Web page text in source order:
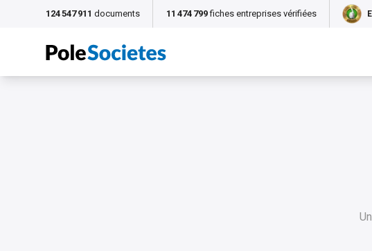
124 547 911 documents 11 474 799 fiches entreprises vérifiées